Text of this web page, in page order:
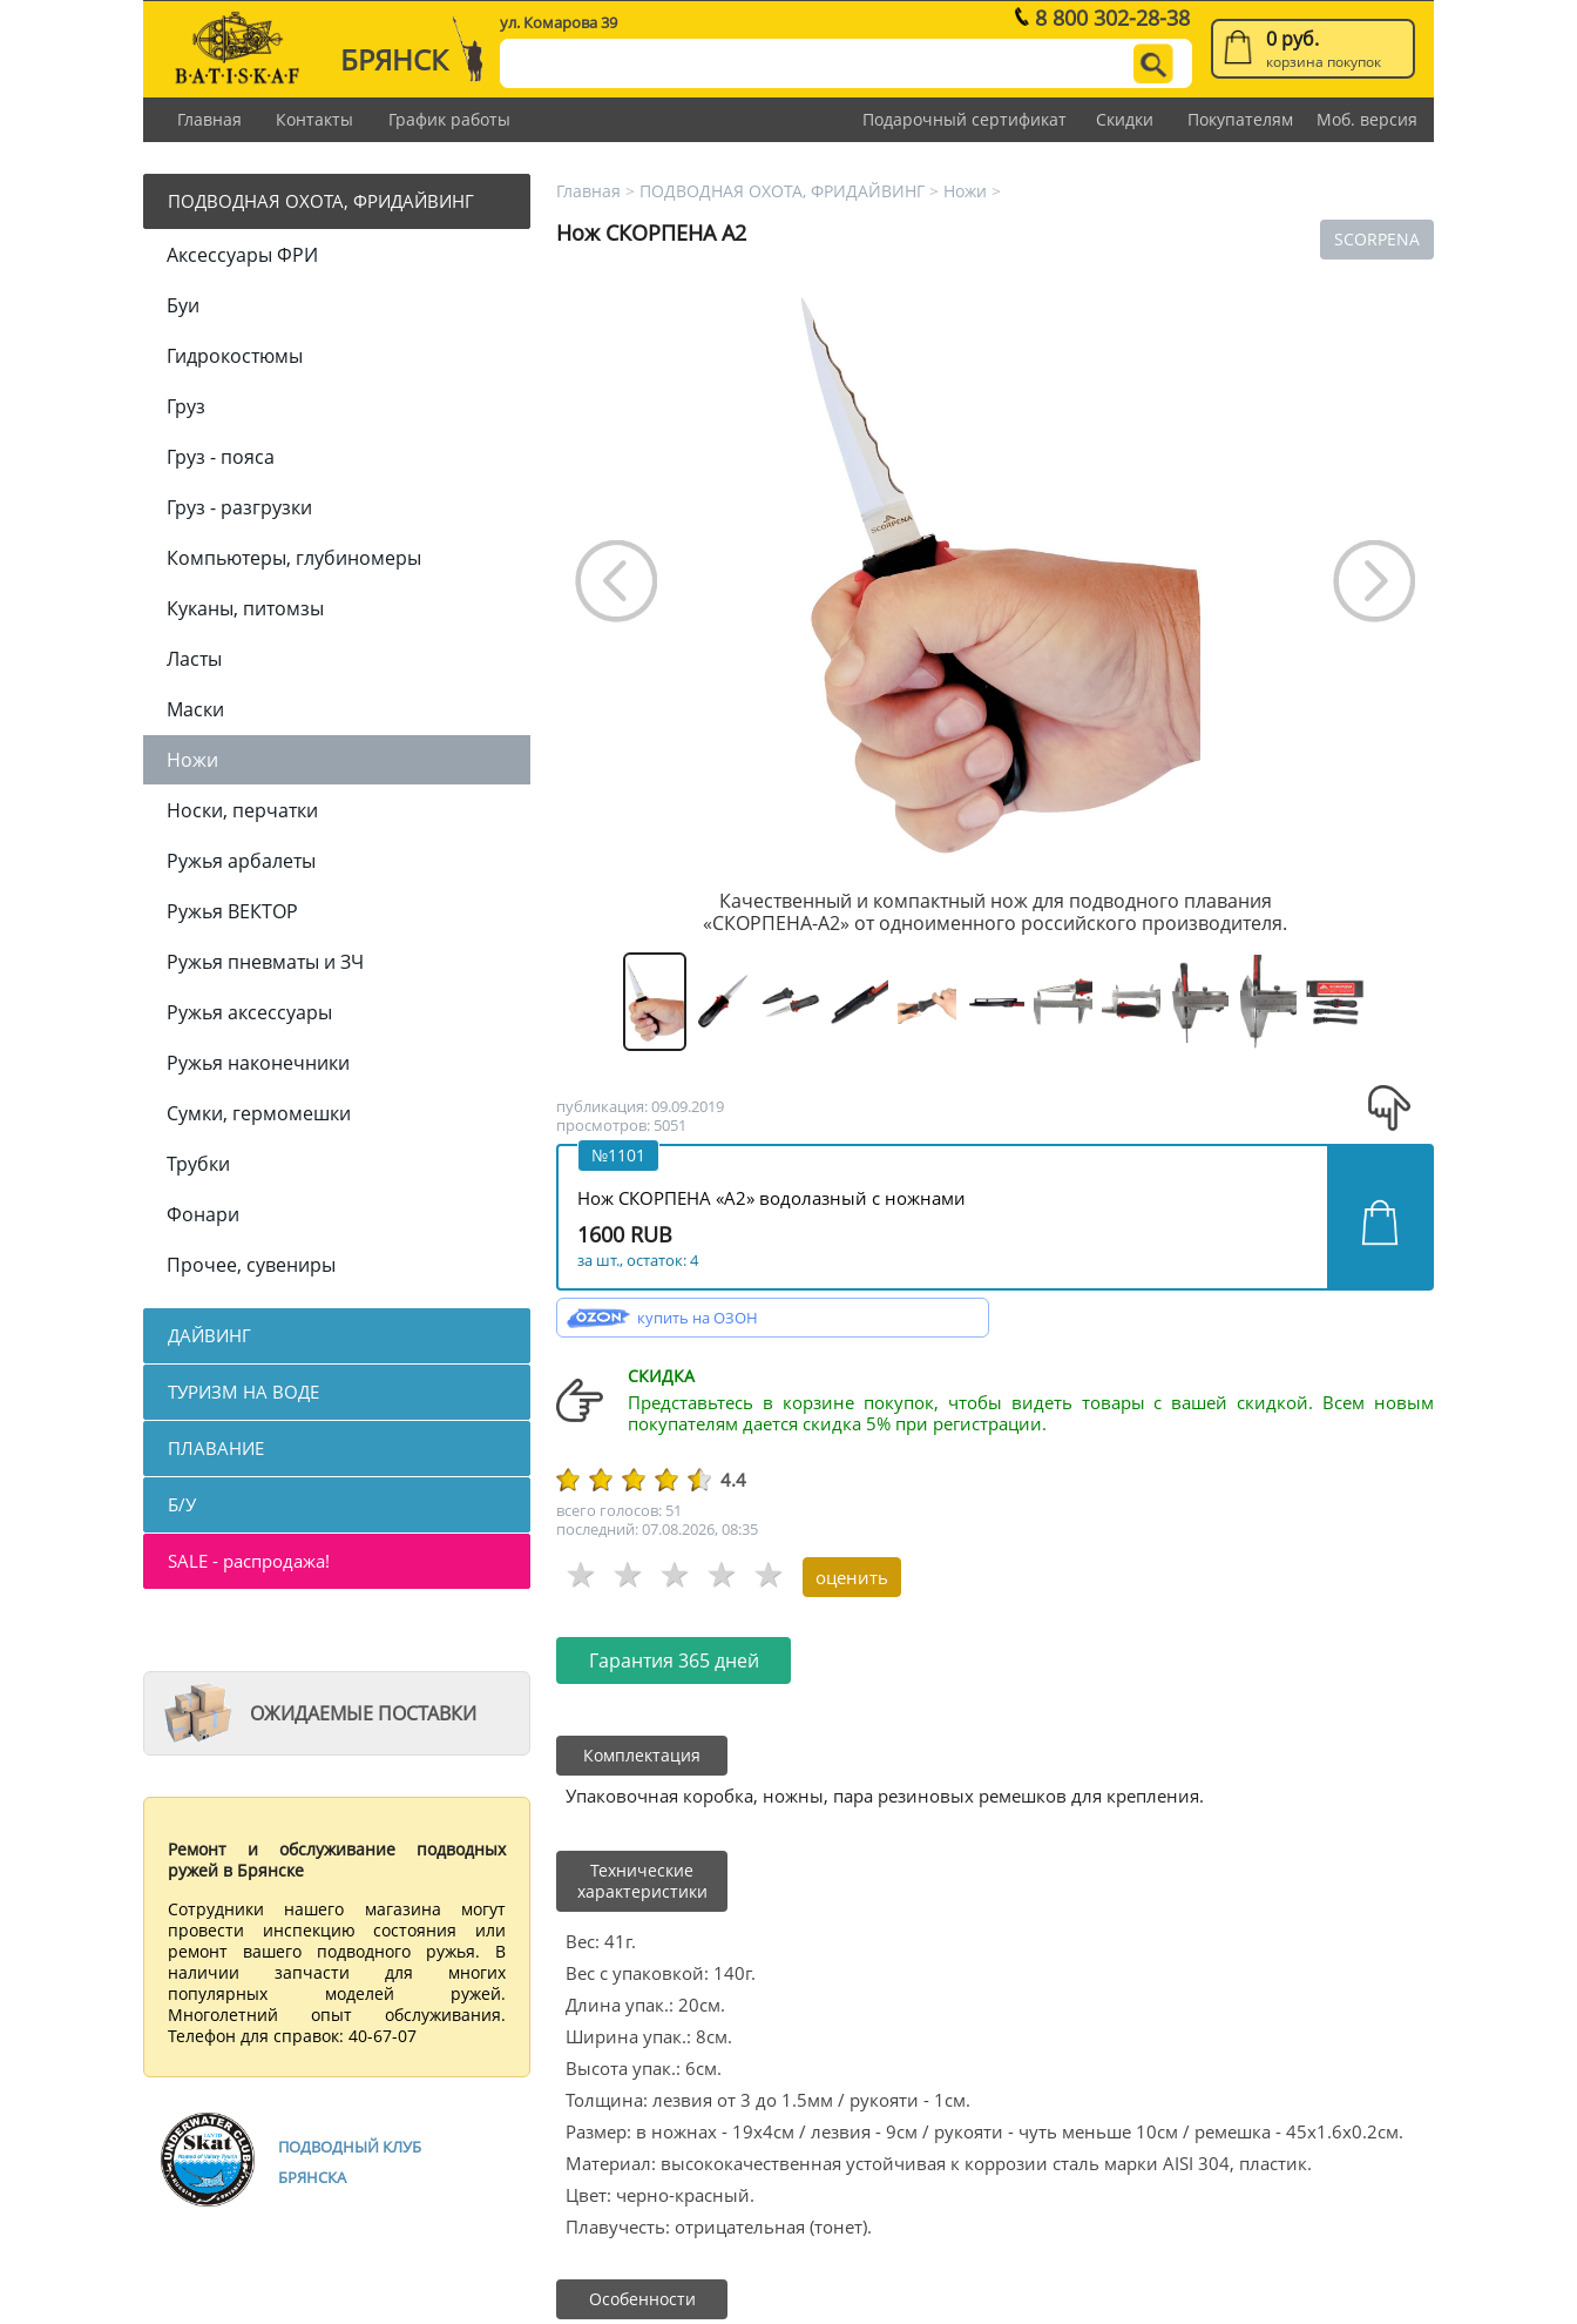
БРЯНСК
ул. Комарова 39 8 800 302-28-38
0 руб.
корзина покупок
Главная Контакты График работы Подарочный сертификат Скидки Покупателям Моб. версия
ПОДВОДНАЯ ОХОТА, ФРИДАЙВИНГ
Аксессуары ФРИ
Буи
Гидрокостюмы
Груз
Груз - пояса
Груз - разгрузки
Компьютеры, глубиномеры
Куканы, питомзы
Ласты
Маски
Ножи
Носки, перчатки
Ружья арбалеты
Ружья ВЕКТОР
Ружья пневматы и ЗЧ
Ружья аксессуары
Ружья наконечники
Сумки, гермомешки
Трубки
Фонари
Прочее, сувениры
ДАЙВИНГ
ТУРИЗМ НА ВОДЕ
ПЛАВАНИЕ
Б/У
SALE - распродажа!
ОЖИДАЕМЫЕ ПОСТАВКИ
Ремонт и обслуживание подводных
ружей в Брянске
Сотрудники нашего магазина могут
провести инспекцию состояния или
ремонт вашего подводного ружья. В
наличии запчасти для многих
популярных моделей ружей.
Многолетний опыт обслуживания.
Телефон для справок: 40-67-07
ПОДВОДНЫЙ КЛУБ
БРЯНСКА
Главная > ПОДВОДНАЯ ОХОТА, ФРИДАЙВИНГ > Ножи >
SCORPENA
Нож СКОРПЕНА A2
Качественный и компактный нож для подводного плавания
«СКОРПЕНА-A2» от одноименного российского производителя.
публикация: 09.09.2019
просмотров: 5051
№1101
Нож СКОРПЕНА «А2» водолазный с ножнами
1600 RUB
за шт., остаток: 4
купить на ОЗОН
СКИДКА
Представьтесь в корзине покупок, чтобы видеть товары с вашей скидкой. Всем новым
покупателям дается скидка 5% при регистрации.
4.4
всего голосов: 51
последний: 07.08.2026, 08:35
Гарантия 365 дней
Комплектация
Упаковочная коробка, ножны, пара резиновых ремешков для крепления.
Технические
характеристики
Вес: 41г.
Вес с упаковкой: 140г.
Длина упак.: 20см.
Ширина упак.: 8см.
Высота упак.: 6см.
Толщина: лезвия от 3 до 1.5мм / рукояти - 1см.
Размер: в ножнах - 19x4см / лезвия - 9см / рукояти - чуть меньше 10см / ремешка - 45х1.6х0.2см.
Материал: высококачественная устойчивая к коррозии сталь марки AISI 304, пластик.
Цвет: черно-красный.
Плавучесть: отрицательная (тонет).
Особенности